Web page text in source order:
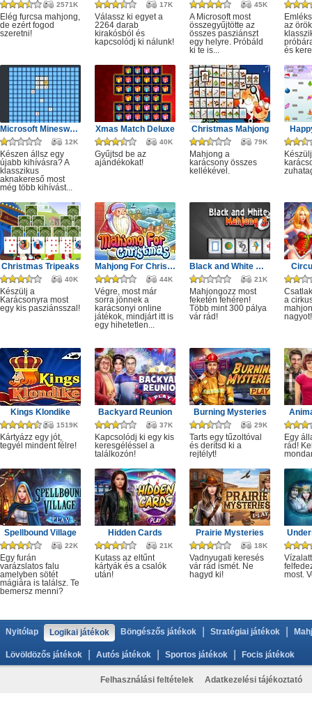
2571K
Elég furcsa mahjong,
de ezért fogod
szeretni!
17K
Válassz ki egyet a
2264 darab
kirakósból és
kapcsolódj ki nálunk!
45K
A Microsoft most
összegyűjtötte az
összes pasziánszt
egy helyre. Próbáld
ki te is...
az örök
és
Microsoft Minesweeper
12K
Készen állsz egy
újabb kihívásra? A
klasszikus
aknakereső most
még több kihívást...
Xmas Match Deluxe
40K
Gyűjtsd be az
ajándékokat!
Christmas Mahjong
79K
Mahjong a
karácsony összes
kellékével.
Christmas Tripeaks
40K
Készülj a
Karácsonyra most
egy kis pasziánsszal!
Mahjong For Christmas
44K
Végre, most már
sorra jönnek a
karácsonyi online
játékok, mindjárt itt is
egy hihetetlen...
Black and White Mahjong 3
21K
Mahjongozz most
feketén fehéren!
Több mint 300 pálya
vár rád!
a
nagyot!
Kings Klondike
1519K
Kártyázz egy jót,
tegyél mindent félre!
Backyard Reunion
37K
Kapcsolódj ki egy kis
keresgéléssel a
találkozón!
Burning Mysteries
29K
Tarts egy tűzoltóval
és derítsd ki a
rejtélyt!
Egy
rád!
Spellbound Village
22K
Egy furán
varázslatos falu
amelyben sötét
mágiára is találsz. Te
bemersz menni?
Hidden Cards
21K
Kutass az eltűnt
kártyák és a csalók
után!
Prairie Mysteries
18K
Vadnyugati keresés
vár rád ismét. Ne
hagyd ki!
most.
Nyitólap Logikai játékok Böngészős játékok Stratégiai játékok
Lövöldözős játékok Autós játékok Sportos játékok Focis játékok
Felhasználási feltételek Adatkezelési tájékoztató